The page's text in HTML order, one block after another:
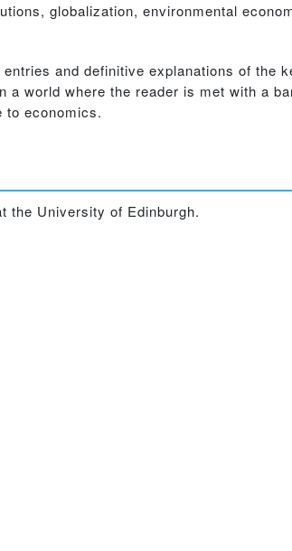
globalization, environmental
and definitive explanations of the
world where the reader is met with a
to economics.
the University of Edinburgh.